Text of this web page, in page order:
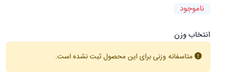
ناموجود
انتخاب وزن
متاسفانه وزنی برای این محصول ثبت نشده است.